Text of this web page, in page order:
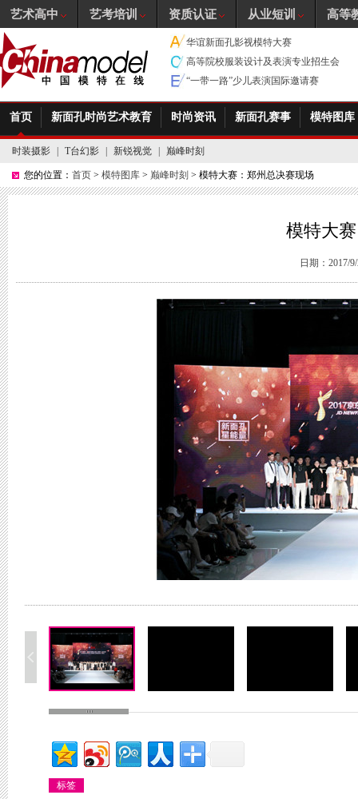
华谊新面孔影视模特大赛
高等院校服装设计及表演专业招生会
“一带一路”少儿表演国际邀请赛
首页 新面孔时尚艺术教育 时尚资讯 新面孔赛事 模特图库
时装摄影 T台幻影 新锐视觉 巅峰时刻
您的位置： 首页 > 模特图库 > 巅峰时刻 > 模特大赛：郑州总决赛现场
模特大
日期：2017/
标签
艺术高中 艺考培训 资质认证 从业短训 高等